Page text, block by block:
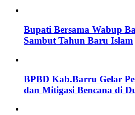
Bupati Bersama Wabup
Sambut Tahun Baru Islam
BPBD Kab.Barru Gelar
dan Mitigasi Bencana di